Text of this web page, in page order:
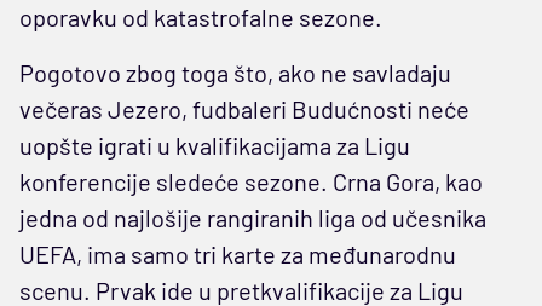
oporavku od katastrofalne sezone.
Pogotovo zbog toga što, ako ne savladaju
večeras Jezero, fudbaleri Budućnosti neće
uopšte igrati u kvalifikacijama za Ligu
konferencije sledeće sezone. Crna Gora, kao
jedna od najlošije rangiranih liga od učesnika
UEFA, ima samo tri karte za međunarodnu
scenu. Prvak ide u pretkvalifikacije za Ligu